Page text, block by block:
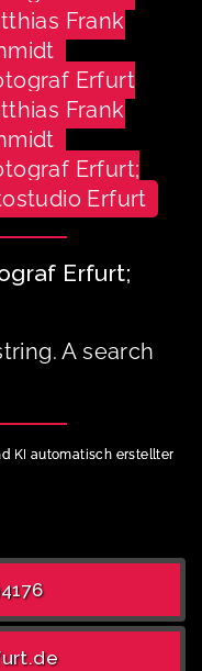
Frank
Erfurt
Frank
Erfurt;
Erfurt
Erfurt;
A search
KI automatisch erstellter